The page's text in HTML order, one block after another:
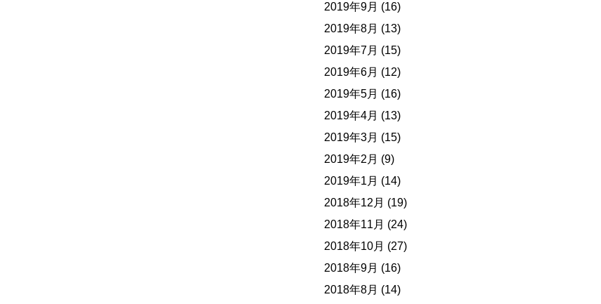
2019年9月 (16)
2019年8月 (13)
2019年7月 (15)
2019年6月 (12)
2019年5月 (16)
2019年4月 (13)
2019年3月 (15)
2019年2月 (9)
2019年1月 (14)
2018年12月 (19)
2018年11月 (24)
2018年10月 (27)
2018年9月 (16)
2018年8月 (14)